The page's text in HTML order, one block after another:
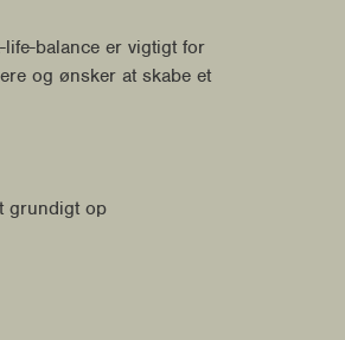
balance er vigtigt for
og ønsker at skabe et
grundigt op